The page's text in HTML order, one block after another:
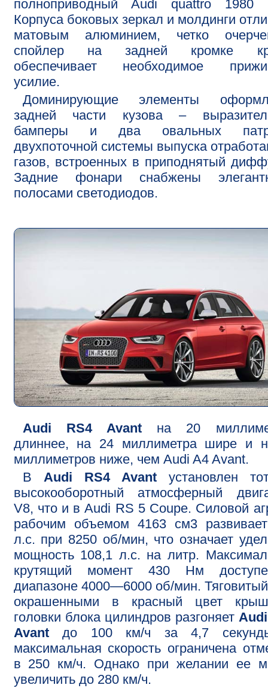
полноприводный Audi quattro 1980
Корпуса боковых зеркал и молдинги
матовым алюминием, четко
спойлер на задней кромке
обеспечивает необходимое
усилие.
Доминирующие элементы
задней части кузова –
бамперы и два овальных
двухпоточной системы выпуска
газов, встроенных в приподнятый
Задние фонари снабжены
полосами светодиодов.
Audi RS4 Avantна 20
длиннее, на 24 миллиметра шире и
миллиметров ниже, чем Audi A4 Avant.
В Audi RS4 Avant установлен
высокооборотный атмосферный
V8, что и в Audi RS 5 Coupe. Силовой
рабочим объемом 4163 см3
л.с. при 8250 об/мин, что означает
мощность 108,1 л.с. на литр.
крутящий момент 430 Нм
диапазоне 4000—6000 об/мин.
окрашенными в красный цвет
головки блока цилиндров разгоняет
Avantдо 100 км/ч за 4,7
максимальная скорость ограничена
в 250 км/ч. Однако при желании ее
увеличить до 280 км/ч.